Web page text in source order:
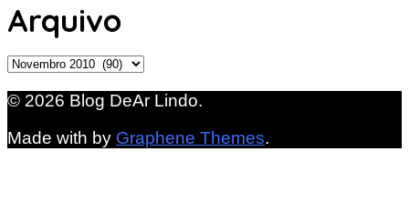
Arquivo
Arquivo
© 2026 Blog DeAr Lindo.
Made with by Graphene Themes.